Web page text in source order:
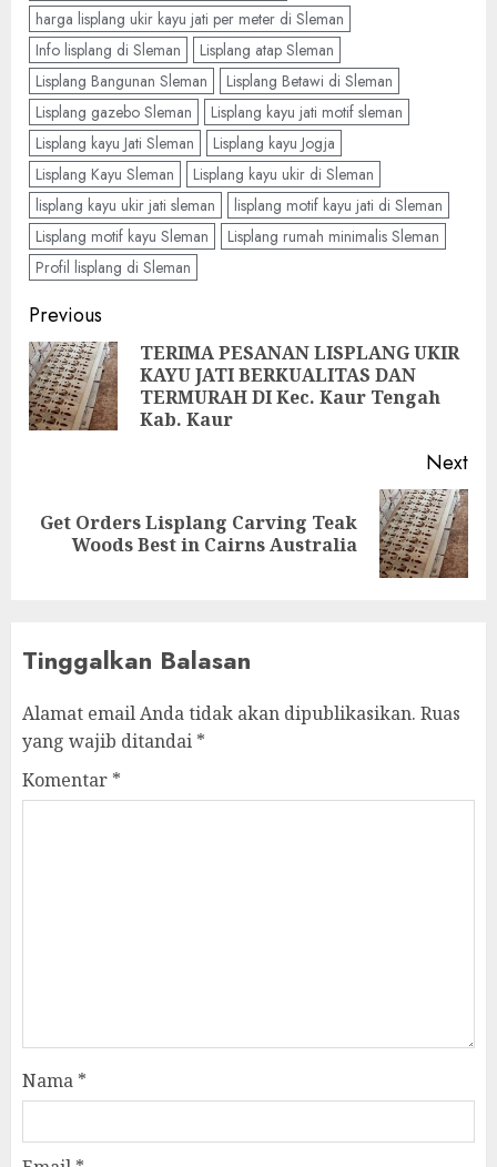
harga lisplang ukir kayu jati per meter di Sleman
Info lisplang di Sleman
Lisplang atap Sleman
Lisplang Bangunan Sleman
Lisplang Betawi di Sleman
Lisplang gazebo Sleman
Lisplang kayu jati motif sleman
Lisplang kayu Jati Sleman
Lisplang kayu Jogja
Lisplang Kayu Sleman
Lisplang kayu ukir di Sleman
lisplang kayu ukir jati sleman
lisplang motif kayu jati di Sleman
Lisplang motif kayu Sleman
Lisplang rumah minimalis Sleman
Profil lisplang di Sleman
Previous
TERIMA PESANAN LISPLANG UKIR
KAYU JATI BERKUALITAS DAN
TERMURAH DI Kec. Kaur Tengah
Kab. Kaur
Next
Get Orders Lisplang Carving Teak
Woods Best in Cairns Australia
Tinggalkan Balasan
Alamat email Anda tidak akan dipublikasikan. Ruas
yang wajib ditandai *
Komentar *
Nama *